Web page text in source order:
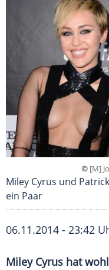
© [M]
Miley Cyrus und
ein Paar
06.11.2014 - 23:42
Miley Cyrus hat